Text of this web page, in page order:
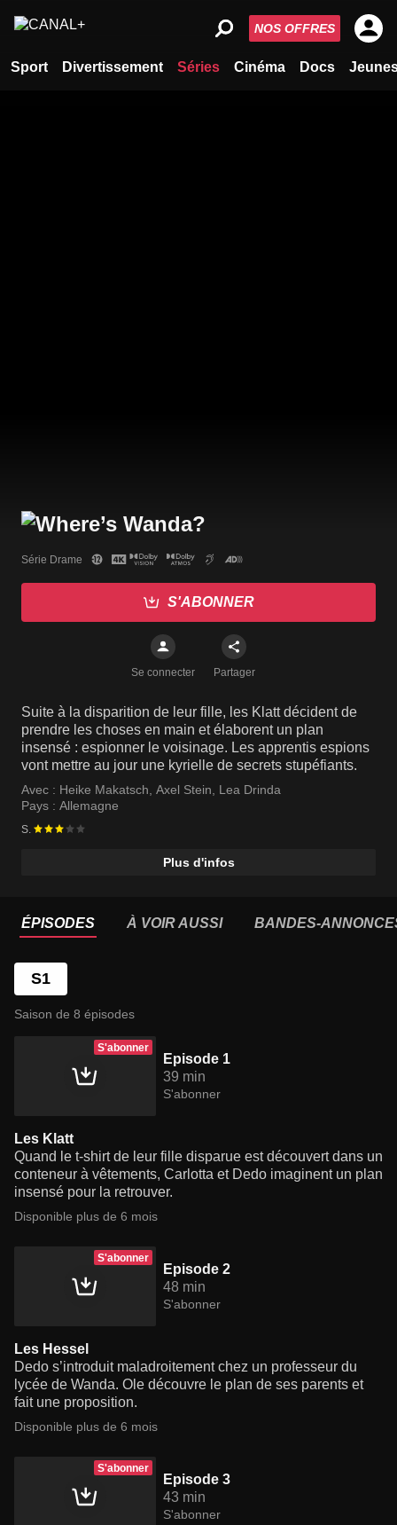
Sport Divertissement Séries Cinéma Docs
NOS OFFRES
Série Drame
S'ABONNER
Se connecter Partager
Suite à la disparition de leur fille, les Klatt décident de
prendre les choses en main et élaborent un plan
insensé : espionner le voisinage. Les apprentis espions
vont mettre au jour une kyrielle de secrets stupéfiants.
Avec : Heike Makatsch, Axel Stein, Lea Drinda
Pays : Allemagne
S.
Plus d'infos
ÉPISODES À VOIR AUSSI BANDES-
S1
Saison de 8 épisodes
S'abonner
Episode 1
39 min
S'abonner
Les Klatt
Quand le t-shirt de leur fille disparue est découvert dans un
conteneur à vêtements, Carlotta et Dedo imaginent un plan
insensé pour la retrouver.
Disponible plus de 6 mois
S'abonner
Episode 2
48 min
S'abonner
Les Hessel
Dedo s’introduit maladroitement chez un professeur du
lycée de Wanda. Ole découvre le plan de ses parents et
fait une proposition.
Disponible plus de 6 mois
S'abonner
Episode 3
43 min
S'abonner